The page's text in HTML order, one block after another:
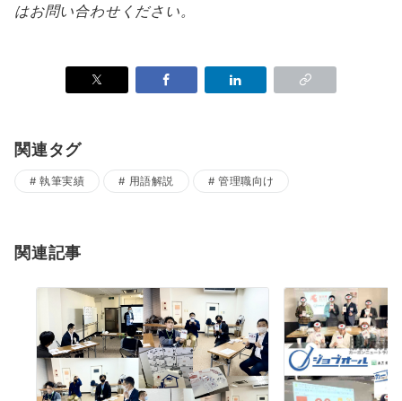
はお問い合わせください。
関連タグ
執筆実績 用語解説 管理職向け
関連記事